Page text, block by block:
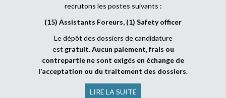
recrutons les postes suivants :
(15) Assistants Foreurs, (1) Safety officer
Le dépôt des dossiers de candidature
est gratuit.Aucun paiement, frais ou
contrepartie ne sont exigés en échange de
l’acceptation ou du traitement des dossiers.
LIRE LA SUITE